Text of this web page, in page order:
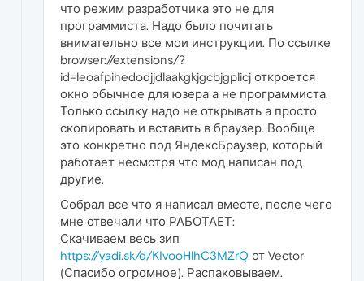
что режим разработчика это не для
программиста. Надо было почитать
внимательно все мои инструкции. По ссылке
browser://extensions/?
id=leoafpihedodjjdlaakgkjgcbjgplicj откроется
окно обычное для юзера а не программиста.
Только ссылку надо не открывать а просто
скопировать и вставить в браузер. Вообще
это конкретно под ЯндексБраузер, который
работает несмотря что мод написан под
другие.
Собрал все что я написал вместе, после чего
мне отвечали что РАБОТАЕТ:
Скачиваем весь зип
https://yadi.sk/d/KIvooHlhC3MZrQ от Vector
(Спасибо огромное). Распаковываем.